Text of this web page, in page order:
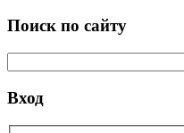
Поиск по сайту
Вход